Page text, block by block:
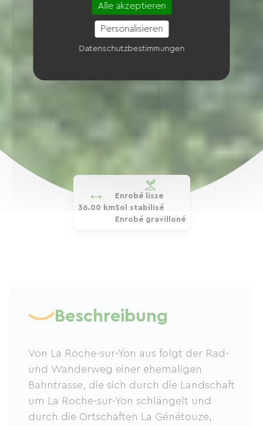
36.00 km
Enrobé lisse
Sol stabilisé
Enrobé gravilloné
Beschreibung
Von La Roche-sur-Yon aus folgt der Rad-
und Wanderweg einer ehemaligen
Bahntrasse, die sich durch die Landschaft
um La Roche-sur-Yon schlängelt und
durch die Ortschaften La Génétouze,
Alle akzeptieren
Personalisieren
Datenschutzbestimmungen